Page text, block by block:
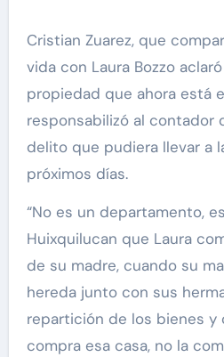
Cristian Zuarez, que
vida con Laura Bozzo
propiedad que ahora está
responsabilizó al contador
delito que pudiera llevar a
próximos días.
“No es un departamento,
Huixquilucan que Laura
de su madre, cuando su
hereda junto con sus
repartición de los bienes y
compra esa casa, no la